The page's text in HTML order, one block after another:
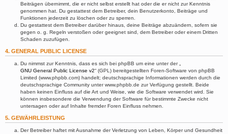
Beiträgen übernimmt, die er nicht selbst erstellt hat oder die er nicht zur Kenntnis
genommen hat. Du gestattest dem Betreiber, dein Benutzerkonto, Beiträge und
Funktionen jederzeit zu löschen oder zu sperren.
Du gestattest dem Betreiber darüber hinaus, deine Beiträge abzuändern, sofern sie
gegen o. g. Regeln verstoßen oder geeignet sind, dem Betreiber oder einem Dritten
Schaden zuzufügen.
4. GENERAL PUBLIC LICENSE
Du nimmst zur Kenntnis, dass es sich bei phpBB um eine unter der „
GNU General Public License v2“ (GPL) bereitgestellten Foren-Software von phpBB
Limited (www.phpbb.com) handelt; deutschsprachige Informationen werden durch die
deutschsprachige Community unter www.phpbb.de zur Verfügung gestellt. Beide
haben keinen Einfluss auf die Art und Weise, wie die Software verwendet wird. Sie
können insbesondere die Verwendung der Software für bestimmte Zwecke nicht
untersagen oder auf Inhalte fremder Foren Einfluss nehmen.
5. GEWÄHRLEISTUNG
Der Betreiber haftet mit Ausnahme der Verletzung von Leben, Körper und Gesundheit